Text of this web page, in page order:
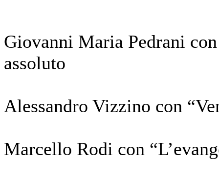
Giovanni Maria Pedrani
assoluto
Alessandro Vizzino con
Marcello Rodi con